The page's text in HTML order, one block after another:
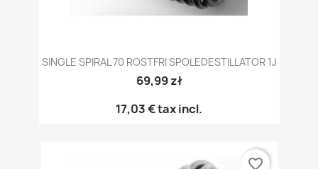
SINGLE SPIRAL 70 ROSTFRI SPOLEDESTILLATOR 1J
69,99 zł
17,03 €tax incl.
favorite_border